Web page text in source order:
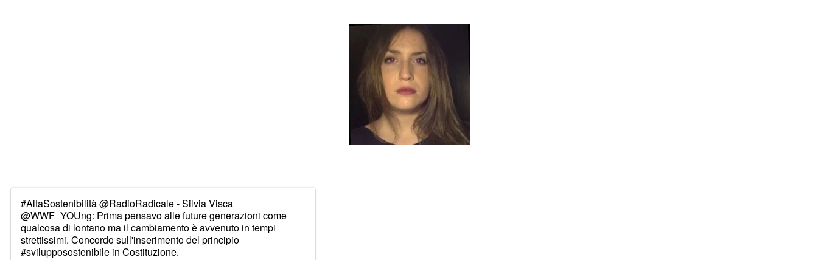
#AltaSostenibilità@RadioRadicale- Silvia Visca
@WWF_YOUng: Prima pensavo alle future generazioni come
qualcosa di lontano ma il cambiamento è avvenuto in tempi
strettissimi. Concordo sull'inserimento del principio
#svilupposostenibile in Costituzione.